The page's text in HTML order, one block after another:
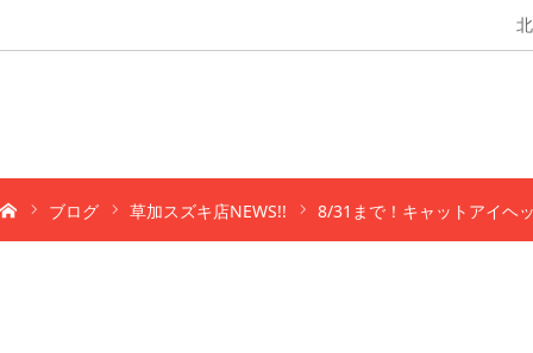
ブログ 草加スズキ店NEWS!! 8/31まで！キャットアイヘ